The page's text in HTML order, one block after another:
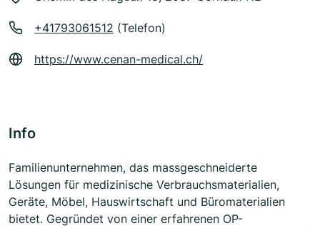
+41793061512 (Telefon)
https://www.cenan-medical.ch/
Info
Familienunternehmen, das massgeschneiderte
Lösungen für medizinische Verbrauchsmaterialien,
Geräte, Möbel, Hauswirtschaft und Büromaterialien
bietet. Gegründet von einer erfahrenen OP-